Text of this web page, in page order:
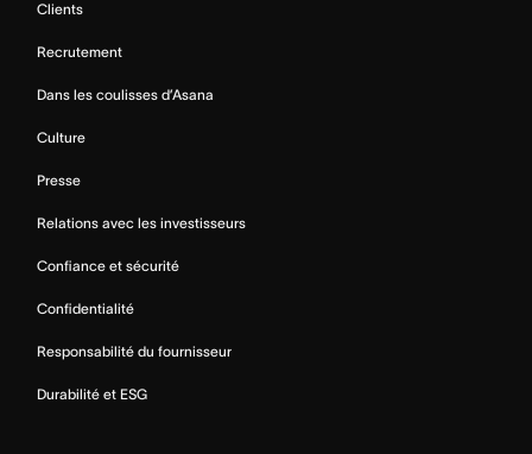
Clients
Recrutement
Dans les coulisses d’Asana
Culture
Presse
Relations avec les investisseurs
Confiance et sécurité
Confidentialité
Responsabilité du fournisseur
Durabilité et ESG